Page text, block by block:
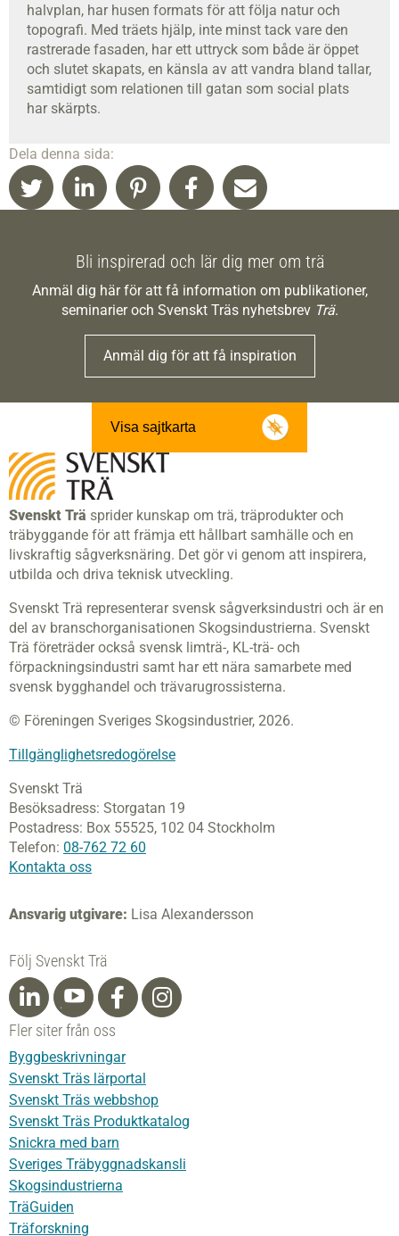
halvplan, har husen formats för att följa natur och
topografi. Med träets hjälp, inte minst tack vare den
rastrerade fasaden, har ett uttryck som både är öppet
och slutet skapats, en känsla av att vandra bland tallar,
samtidigt som relationen till gatan som social plats
har skärpts.
Dela denna sida:
Bli inspirerad och lär dig mer om trä
Anmäl dig här för att få information om publikationer,
seminarier och Svenskt Träs nyhetsbrev Trä.
Anmäl dig för att få inspiration
Visa sajtkarta
Svenskt Trä sprider kunskap om trä, träprodukter och
träbyggande för att främja ett hållbart samhälle och en
livskraftig sågverksnäring. Det gör vi genom att inspirera,
utbilda och driva teknisk utveckling.
Svenskt Trä representerar svensk sågverksindustri och är en
del av branschorganisationen Skogsindustrierna. Svenskt
Trä företräder också svensk limträ-, KL-trä- och
förpackningsindustri samt har ett nära samarbete med
svensk bygghandel och trävarugrossisterna.
© Föreningen Sveriges Skogsindustrier, 2026.
Tillgänglighetsredogörelse
Svenskt Trä
Besöksadress: Storgatan 19
Postadress: Box 55525, 102 04 Stockholm
Telefon: 08-762 72 60
Kontakta oss
Ansvarig utgivare: Lisa Alexandersson
Följ Svenskt Trä
Fler siter från oss
Byggbeskrivningar
Svenskt Träs lärportal
Svenskt Träs webbshop
Svenskt Träs Produktkatalog
Snickra med barn
Sveriges Träbyggnadskansli
Skogsindustrierna
TräGuiden
Träforskning